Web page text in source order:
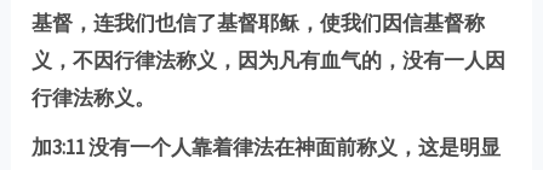
基督，连我们也信了基督耶稣，使我们因信基督称
义，不因行律法称义，因为凡有血气的，没有一人因
行律法称义。
加3:11 没有一个人靠着律法在神面前称义，这是明显